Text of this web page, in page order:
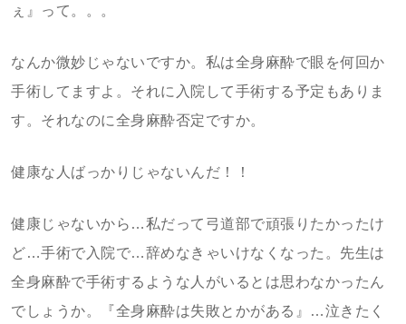
ぇ』って。。。
なんか微妙じゃないですか。私は全身麻酔で眼を何回か
手術してますよ。それに入院して手術する予定もありま
す。それなのに全身麻酔否定ですか。
健康な人ばっかりじゃないんだ！！
健康じゃないから…私だって弓道部で頑張りたかったけ
ど…手術で入院で…辞めなきゃいけなくなった。先生は
全身麻酔で手術するような人がいるとは思わなかったん
でしょうか。『全身麻酔は失敗とかがある』…泣きたく